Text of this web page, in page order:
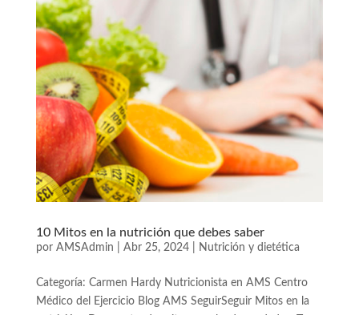
10 Mitos en la nutrición que debes saber
por AMSAdmin Abr 25, 2024| Nutrición y dietética
Categoría: Carmen Hardy Nutricionista en AMS Centro
Médico del Ejercicio Blog AMS SeguirSeguir Mitos en la